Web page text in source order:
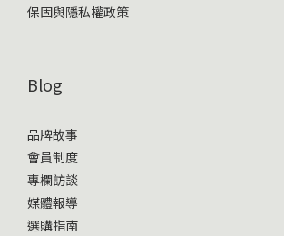
保固與隱私權政策
Blog
品牌故事
會員制度
專欄訪談
媒體報導
選購指南